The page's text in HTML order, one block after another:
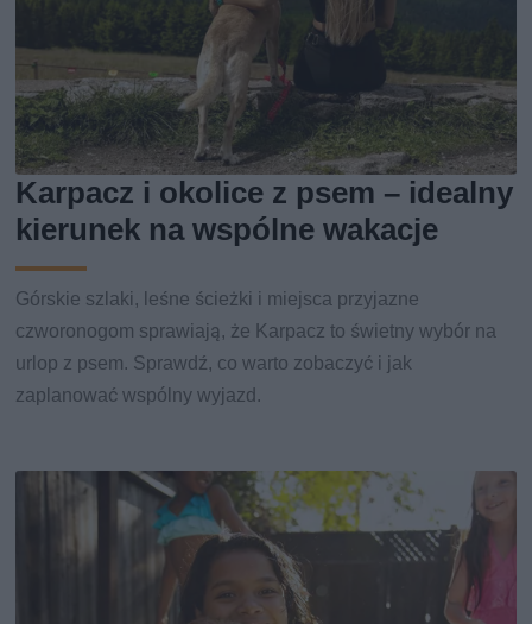
Karpacz i okolice z psem – idealny
kierunek na wspólne wakacje
Górskie szlaki, leśne ścieżki i miejsca przyjazne
czworonogom sprawiają, że Karpacz to świetny wybór na
urlop z psem. Sprawdź, co warto zobaczyć i jak
zaplanować wspólny wyjazd.